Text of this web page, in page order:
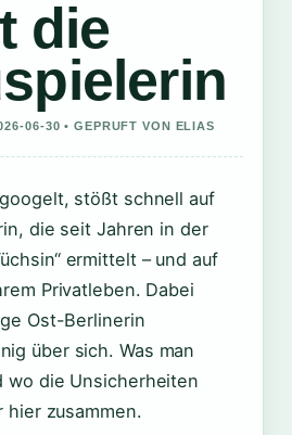
die
06-30 • GEPRUFT VON ELIAS
stößt schnell auf
die seit Jahren in der
ermittelt – und auf
Privatleben. Dabei
Ost-Berlinerin
über sich. Was man
wo die Unsicherheiten
hier zusammen.